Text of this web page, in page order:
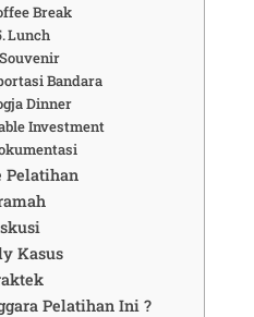
Break
Lunch
Souvenir
Bandara
Dinner
Investment
Pelatihan
Kasus
Pelatihan Ini ?